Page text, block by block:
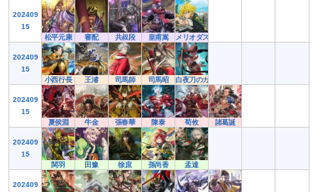
202409
15
松平元康
審配 共叔段 皇甫嵩 メリオダス
202409
15
小西行長
王濬 司馬師 司馬昭 白夜刀のカンナ
202409
15
夏侯淵
牛金 張春華 陳泰 荀攸 諸葛誕
202409
15
関羽
田豫 徐庶 孫尚香 孟達
202409